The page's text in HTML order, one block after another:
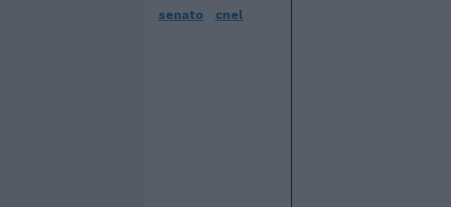
senato
cnel